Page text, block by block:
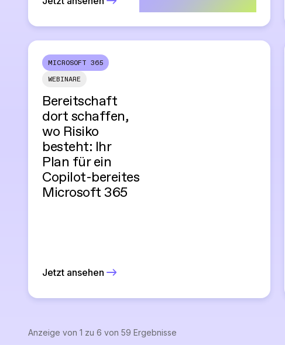
MICROSOFT 365
WEBINARE
Bereitschaft
dort schaffen,
wo Risiko
besteht: Ihr
Plan für ein
Copilot-bereites
Microsoft 365
Jetzt ansehen
Anzeige von 1 zu 6 von 59 Ergebnisse